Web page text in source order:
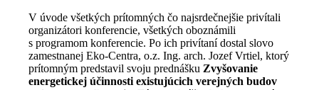
V úvode všetkých prítomných čo najsrdečnejšie privítali
organizátori konferencie, všetkých oboznámili
s programom konferencie. Po ich privítaní dostal slovo
zamestnanej Eko-Centra, o.z. Ing. arch. Jozef Vrtiel, ktorý
prítomným predstavil svoju prednášku Zvyšovanie
energetickej účinnosti existujúcich verejných budov